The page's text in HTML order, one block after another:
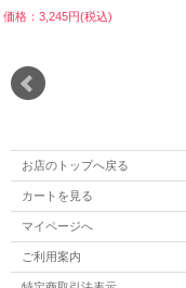
価格：3,245円(税込)
お店のトップへ戻る
カートを見る
マイページへ
ご利用案内